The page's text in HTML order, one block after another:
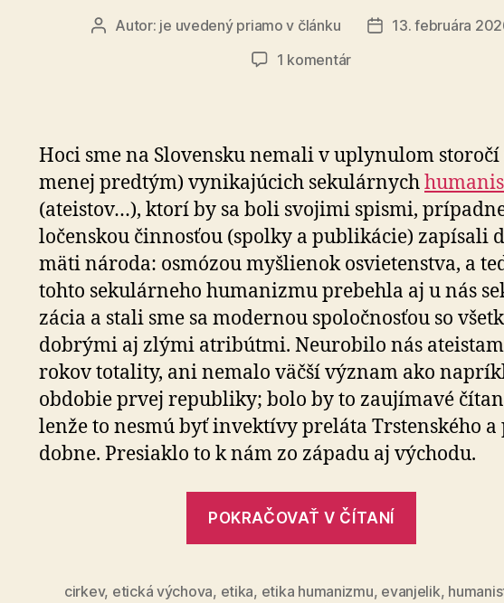
AutorAutor: je uvedený priamo v článku
Dátum
13. februára
1 komentárna
nárok
na
humanistické
vzdelávanie
Hoci sme na Slovensku nemali v uplynulom
menej predtým) vynikajúcich sekulárnych
(ateistov…), ktorí by sa boli svojimi spismi,
lo­čen­skou činnosťou (spolky a publikácie) zapísali
mä­ti národa: osmózou myšlienok osvietenstva, a
tohto sekulárneho humanizmu prebehla aj u nás
zá­cia a stali sme sa modernou spoločnosťou so
dobrými aj zlými atribútmi. Neurobilo nás
rokov totality, ani nemalo väčší význam ako
obdobie prvej republiky; bolo by to zaujímavé
lenže to nesmú byť invektívy preláta Trstenského
dob­ne. Presiaklo to k nám zo západu aj východu.
POKRAČOVAŤ V ČÍTANÍ
nárok
cirkev, etická výchova, etika, etika humanizmu, evanjelik,